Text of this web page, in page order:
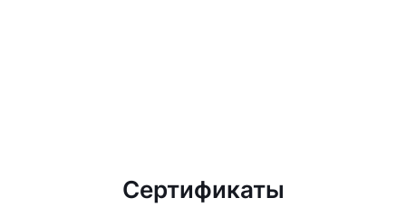
Сертификаты